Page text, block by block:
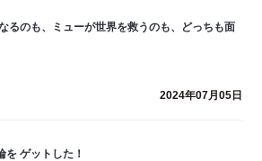
るのも、ミューが世界を救うのも、どっちも面
2024年07月05日
ゲットした！